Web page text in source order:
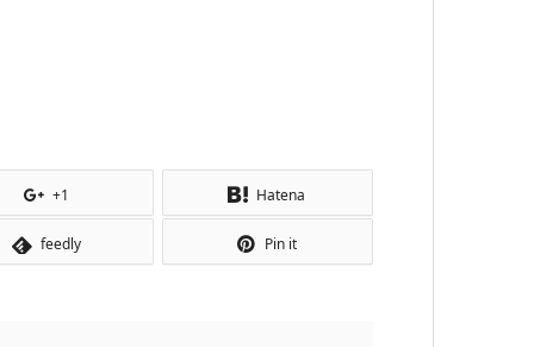
+1 Hatena
feedly Pin it